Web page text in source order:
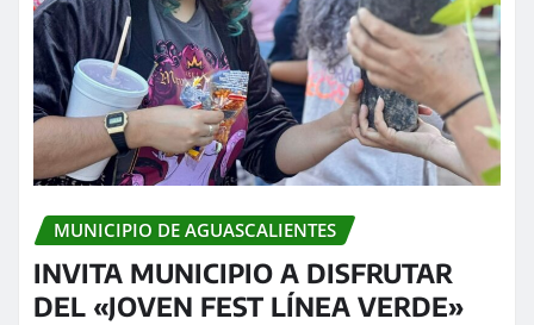
MUNICIPIO DE AGUASCALIENTES
INVITA MUNICIPIO A DISFRUTAR
DEL «JOVEN FEST LÍNEA VERDE»